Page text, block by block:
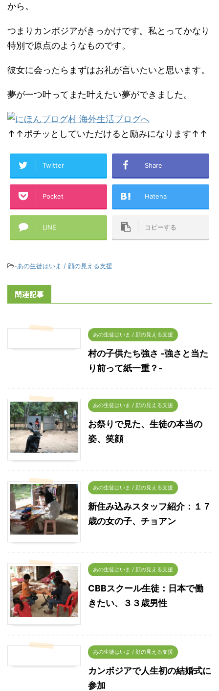
から。
つまりカンボジアがきっかけです。私とってかなり
特別で原点のようなものです。
彼女に会ったらまずはお礼が言いたいと思います。
夢が一つ叶ってまた叶えたい夢ができました。
↑↑ポチッとしていただけると励みになります↑↑
Twitter Share
Pocket Hatena
LINE コピーする
-あの生徒はいま / 顔の見える支援
関連記事
あの生徒はいま / 顔の見える支援
村の子供たち強さ -強さと当た
り前って紙一重？-
あの生徒はいま / 顔の見える支援
お祭りで見た、生徒の本当の
姿、笑顔
あの生徒はいま / 顔の見える支援
新住み込みスタッフ紹介：１７
歳の女の子、チョアン
あの生徒はいま / 顔の見える支援
CBBスクール生徒：日本で働
きたい、３３歳男性
あの生徒はいま / 顔の見える支援
カンボジアで人生初の結婚式に
参加